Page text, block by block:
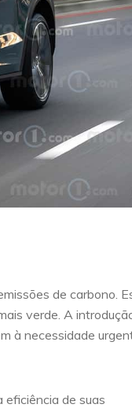
de carbono.
verde. A
à necessidade
eficiência de suas